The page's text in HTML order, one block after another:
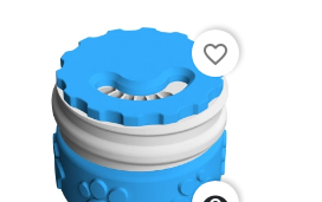
favorite_border